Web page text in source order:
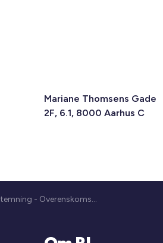
Mariane Thomsens Gade
2F, 6.1, 8000 Aarhus C
Urafstemning - Overenskomst for ejendomsservice 2012-2014